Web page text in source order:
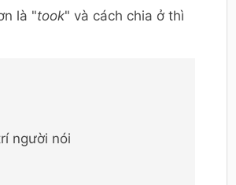
là "took" và cách chia ở thì
người nói